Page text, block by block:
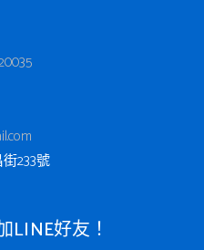
233號
LINE好友！